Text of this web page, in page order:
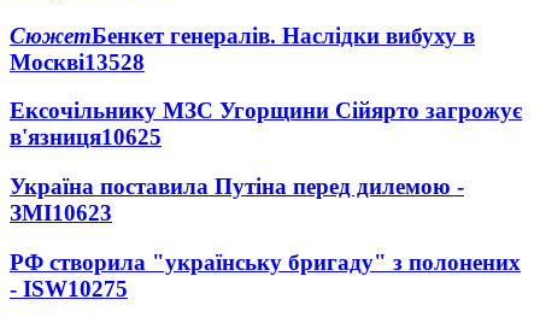
СюжетБенкет генералів. Наслідки вибуху в
Москві13528
Ексочільнику МЗС Угорщини Сійярто загрожує
в'язниця10625
Україна поставила Путіна перед дилемою -
ЗМІ10623
РФ створила "українську бригаду" з полонених
- ISW10275